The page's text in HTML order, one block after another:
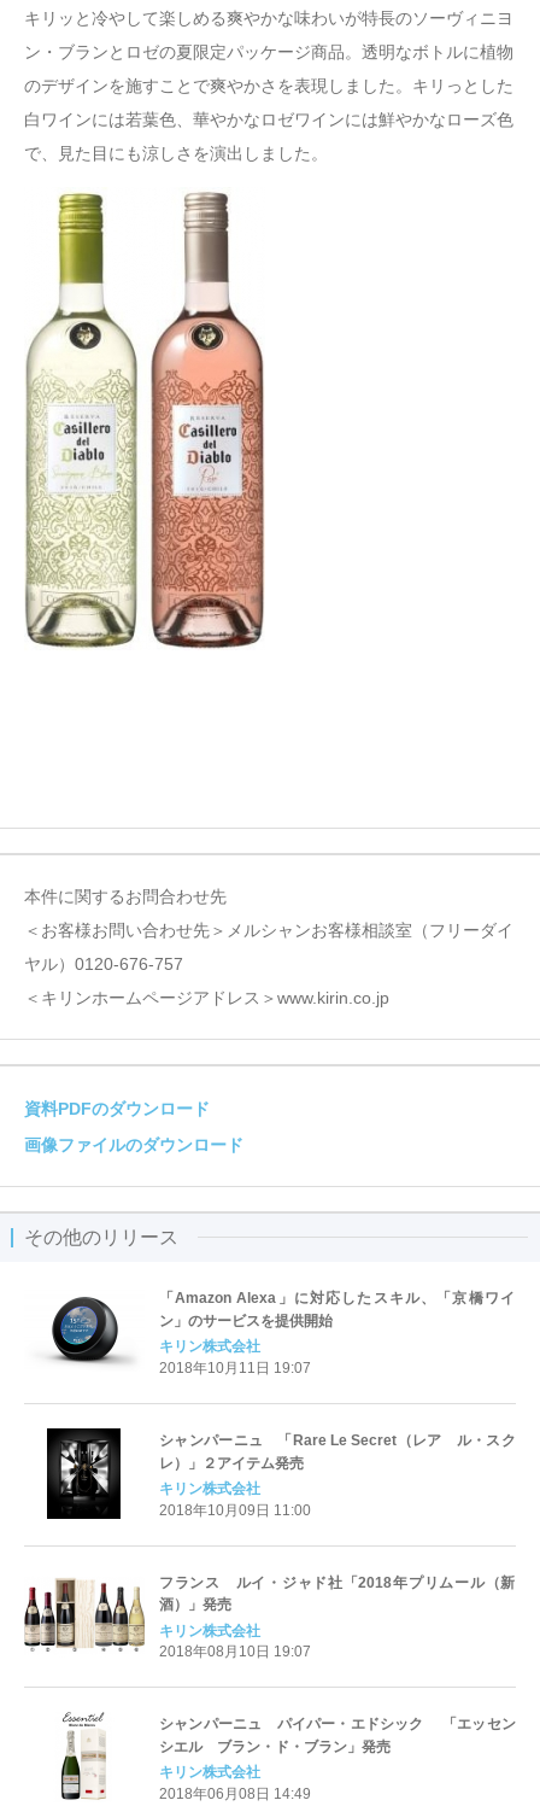
キリッと冷やして楽しめる爽やかな味わいが特長のソーヴィニヨ
ン・ブランとロゼの夏限定パッケージ商品。透明なボトルに植物
のデザインを施すことで爽やかさを表現しました。キリっとした
白ワインには若葉色、華やかなロゼワインには鮮やかなローズ色
で、見た目にも涼しさを演出しました。
本件に関するお問合わせ先
＜お客様お問い合わせ先＞メルシャンお客様相談室（フリーダイ
ヤル）0120-676-757
＜キリンホームページアドレス＞www.kirin.co.jp
資料PDFのダウンロード
画像ファイルのダウンロード
その他のリリース
「Amazon Alexa」に対応したスキル、「京橋ワイ
ン」のサービスを提供開始
キリン株式会社
2018年10月11日 19:07
シャンパーニュ 「Rare Le Secret（レア ル・スク
レ）」２アイテム発売
キリン株式会社
2018年10月09日 11:00
フランス ルイ・ジャド社「2018年プリムール（新
酒）」発売
キリン株式会社
2018年08月10日 19:07
シャンパーニュ パイパー・エドシック 「エッセン
シエル ブラン・ド・ブラン」発売
キリン株式会社
2018年06月08日 14:49